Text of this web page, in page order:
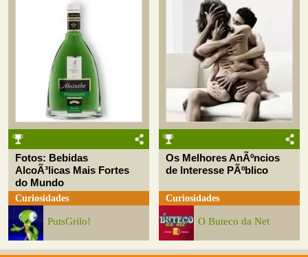
Fotos: Bebidas
AlcoÃ³licas Mais Fortes
do Mundo
Curiosidades
PutsGrilo!
Os Melhores AnÃºncios
de Interesse PÃºblico
Curiosidades
O Buteco da Net